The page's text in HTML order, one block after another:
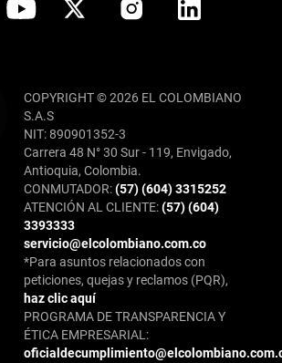
COPYRIGHT © 2026 EL COLOMBIANO
S.A.S
NIT: 890901352-3
Carrera 48 N° 30 Sur - 119, Envigado,
Antioquia, Colombia.
CONMUTADOR:(57) (604) 3315252
ATENCIÓN AL CLIENTE:(57) (604)
3393333
servicio@elcolombiano.com.co
*Para asuntos relacionados con
peticiones, quejas y reclamos (PQR),
haz clic aquí
PROGRAMA DE TRANSPARENCIA Y
ÉTICA EMPRESARIAL: